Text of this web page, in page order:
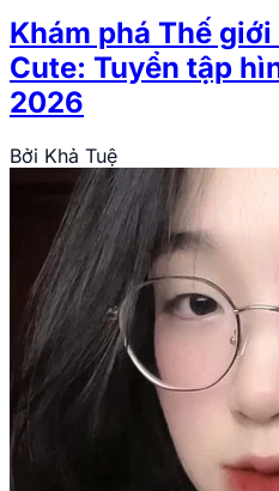
Khám phá Thế
Cute: Tuyển tập
2026
Bởi Khả Tuệ